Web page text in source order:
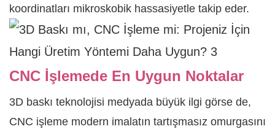
koordinatları mikroskobik hassasiyetle takip eder.
CNC İşlemede En Uygun Noktalar
3D baskı teknolojisi medyada büyük ilgi görse de,
CNC işleme modern imalatın tartışmasız omurgasını